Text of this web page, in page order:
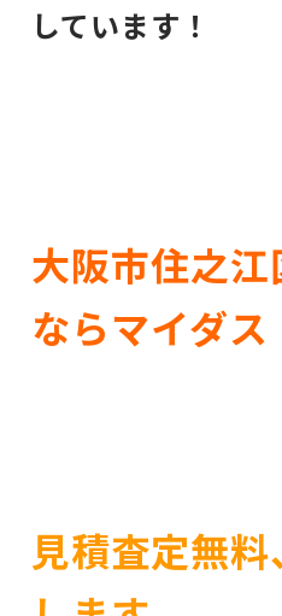
しています！
大阪市住之
ならマイダス
見積査定無